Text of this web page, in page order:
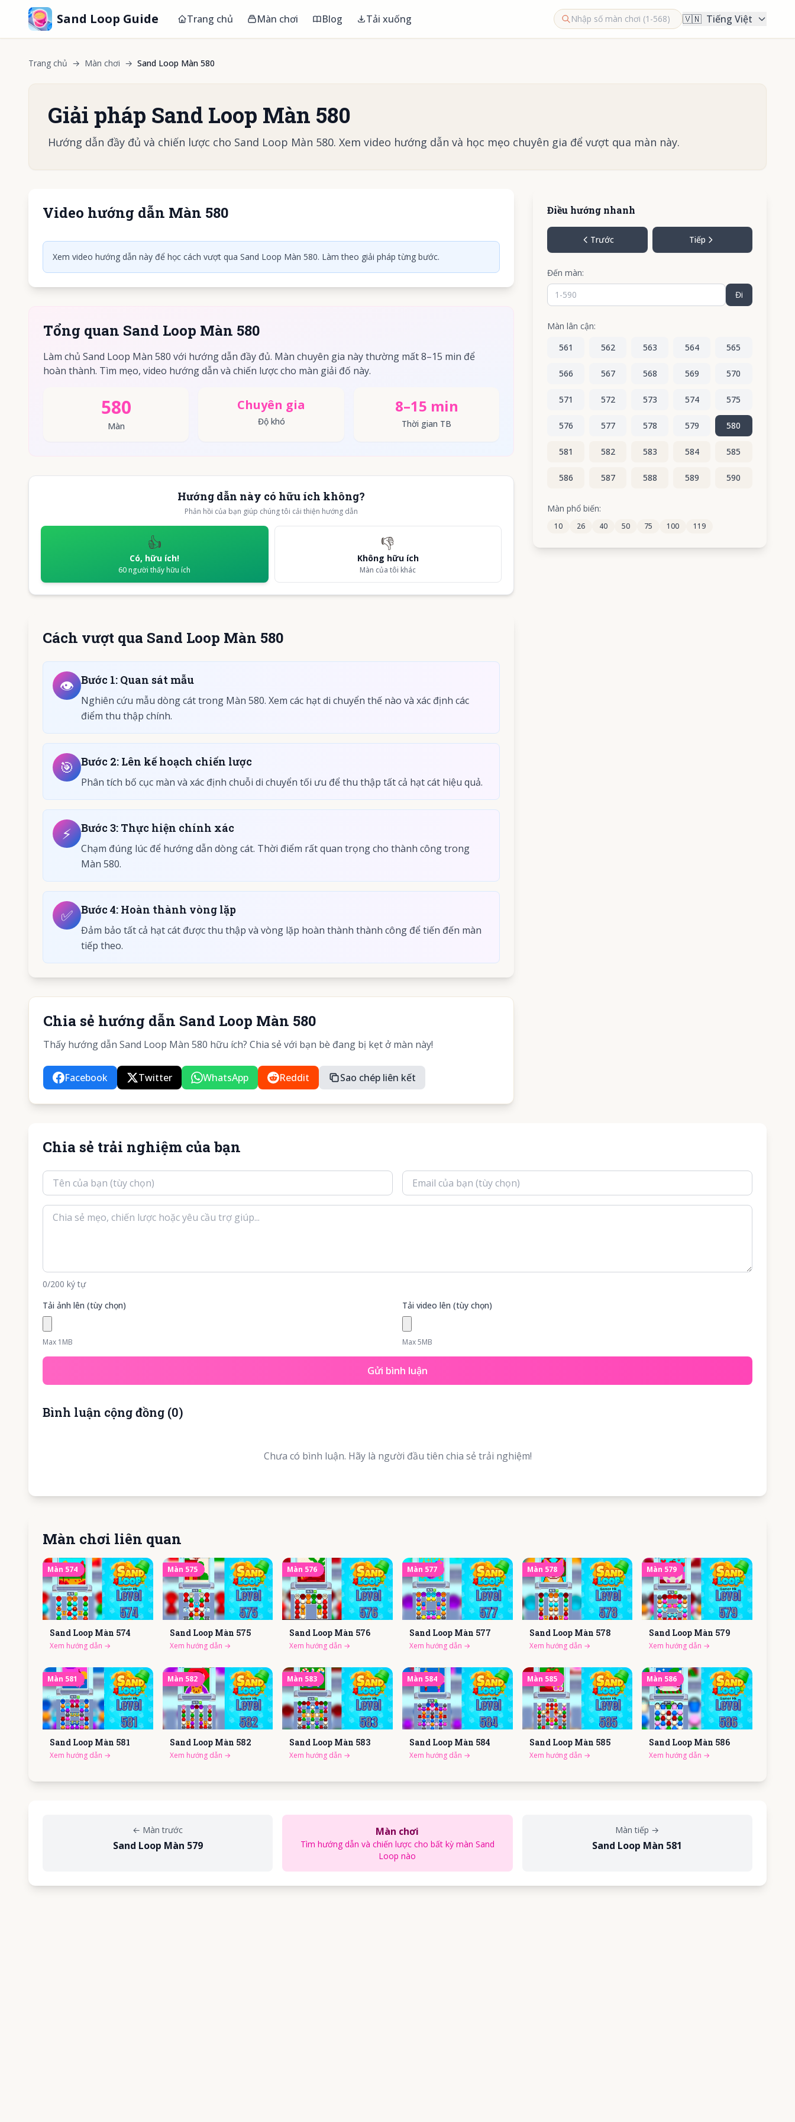
Sand Loop Guide Trang chủ Màn chơi Blog Tải xuống 🇻🇳 Tiếng Việt
Trang chủ → Màn chơi → Sand Loop Màn 580
Giải pháp Sand Loop Màn 580
Hướng dẫn đầy đủ và chiến lược cho Sand Loop Màn 580. Xem video hướng dẫn và học mẹo chuyên gia để vượt qua màn này.
Video hướng dẫn Màn 580
Xem video hướng dẫn này để học cách vượt qua Sand Loop Màn 580. Làm theo giải pháp từng bước.
Tổng quan Sand Loop Màn 580
Làm chủ Sand Loop Màn 580 với hướng dẫn đầy đủ. Màn chuyên gia này thường mất 8–15 min để
hoàn thành. Tìm mẹo, video hướng dẫn và chiến lược cho màn giải đố này.
580
Màn
Chuyên gia
Độ khó
8–15 min
Thời gian TB
Hướng dẫn này có hữu ích không?
Phản hồi của bạn giúp chúng tôi cải thiện hướng dẫn
👍
Có, hữu ích!
60người thấy hữu ích
👎
Không hữu ích
Màn của tôi khác
Cách vượt qua Sand Loop Màn 580
👁️ Bước 1: Quan sát mẫu
Nghiên cứu mẫu dòng cát trong Màn 580. Xem các hạt di chuyển thế nào và xác định các
điểm thu thập chính.
🎯 Bước 2: Lên kế hoạch chiến lược
Phân tích bố cục màn và xác định chuỗi di chuyển tối ưu để thu thập tất cả hạt cát hiệu quả.
⚡ Bước 3: Thực hiện chính xác
Chạm đúng lúc để hướng dẫn dòng cát. Thời điểm rất quan trọng cho thành công trong
Màn 580.
✅ Bước 4: Hoàn thành vòng lặp
Đảm bảo tất cả hạt cát được thu thập và vòng lặp hoàn thành thành công để tiến đến màn
tiếp theo.
Chia sẻ hướng dẫn Sand Loop Màn 580
Thấy hướng dẫn Sand Loop Màn 580 hữu ích? Chia sẻ với bạn bè đang bị kẹt ở màn này!
Facebook Twitter WhatsApp Reddit Sao chép liên kết
Điều hướng nhanh
Trước Tiếp
Đến màn:
Đi
Màn lân cận:
561
562 563 564 565
566 567 568 569 570
571 572 573 574 575
576 577 578 579 580
581 582 583 584 585
586 587 588 589 590
Màn phổ biến:
10 26 40 50 75 100 119
Chia sẻ trải nghiệm của bạn
0/200 ký tự
Tải ảnh lên (tùy chọn)
Max 1MB
Tải video lên (tùy chọn)
Max 5MB
Gửi bình luận
Bình luận cộng đồng (0)
Chưa có bình luận. Hãy là người đầu tiên chia sẻ trải nghiệm!
Màn chơi liên quan
Màn 574
Sand Loop Màn 574
Xem hướng dẫn →
Màn 575
Sand Loop Màn 575
Xem hướng dẫn →
Màn 576
Sand Loop Màn 576
Xem hướng dẫn →
Màn 577
Sand Loop Màn 577
Xem hướng dẫn →
Màn 578
Sand Loop Màn 578
Xem hướng dẫn →
Màn 579
Sand Loop Màn 579
Xem hướng dẫn →
Màn 581
Sand Loop Màn 581
Xem hướng dẫn →
Màn 582
Sand Loop Màn 582
Xem hướng dẫn →
Màn 583
Sand Loop Màn 583
Xem hướng dẫn →
Màn 584
Sand Loop Màn 584
Xem hướng dẫn →
Màn 585
Sand Loop Màn 585
Xem hướng dẫn →
Màn 586
Sand Loop Màn 586
Xem hướng dẫn →
← Màn trước
Sand Loop Màn 579
Màn chơi
Tìm hướng dẫn và chiến lược cho bất kỳ màn Sand
Loop nào
Màn tiếp →
Sand Loop Màn 581